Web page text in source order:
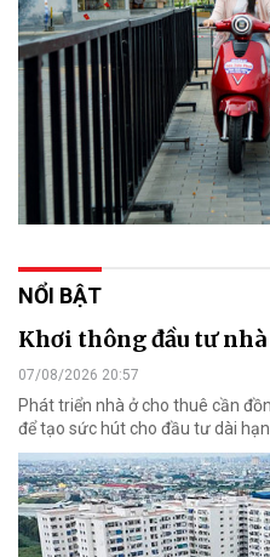
NỔI BẬT
Khơi thông đầu tư nhà
07/08/2026 20:57
Phát triển nhà ở cho thuê cần
để tạo sức hút cho đầu tư dài hạn.